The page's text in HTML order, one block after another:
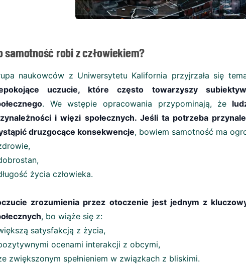
samotność robi z człowiekiem?
naukowców z Uniwersytetu Kalifornia przyjrzała się
uczucie, które często towarzyszy
. We wstępie opracowania przypominają, że
i więzi społecznych. Jeśli ta potrzeba
druzgocące konsekwencje, bowiem samotność ma
życia człowieka.
zrozumienia przez otoczenie jest jednym z
, bo wiąże się z:
satysfakcją z życia,
ocenami interakcji z obcymi,
zwiększonym spełnieniem w związkach z bliskimi.